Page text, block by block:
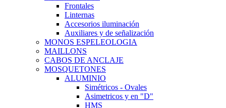
Frontales
Linternas
Accesorios iluminación
Auxiliares y de señalización
MONOS ESPELEOLOGIA
MAILLONS
CABOS DE ANCLAJE
MOSQUETONES
ALUMINIO
Simétricos - Ovales
Asimetricos y en "D"
HMS